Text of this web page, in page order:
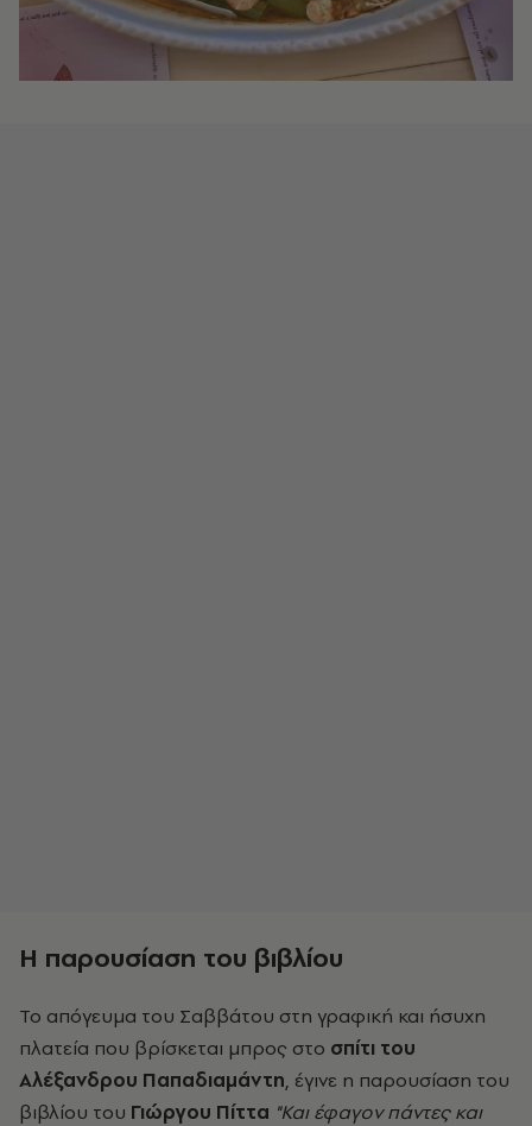
Η παρουσίαση του βιβλίου
Το απόγευμα του Σαββάτου στη γραφική και ήσυχη
πλατεία που βρίσκεται μπρος στο σπίτι του
Αλέξανδρου Παπαδιαμάντη, έγινε η παρουσίαση του
βιβλίου του Γιώργου Πίττα "Και έφαγον πάντες και